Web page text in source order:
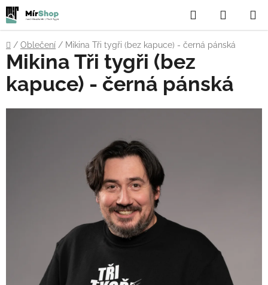
Přejít
na
obsah
Hledat
KOŠÍK
Domů
/ Oblečení / Mikina Tři tygři (bez kapuce) - černá pánská
Mikina Tři tygři (bez
kapuce) - černá pánská